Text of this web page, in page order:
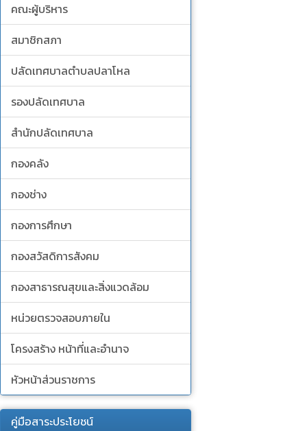
คณะผู้บริหาร
สมาชิกสภา
ปลัดเทศบาลตำบลปลาโหล
รองปลัดเทศบาล
สำนักปลัดเทศบาล
กองคลัง
กองช่าง
กองการศึกษา
กองสวัสดิการสังคม
กองสาธารณสุขและสิ่งแวดล้อม
หน่วยตรวจสอบภายใน
โครงสร้าง หน้าที่และอำนาจ
หัวหน้าส่วนราชการ
คู่มือสาระประโยชน์